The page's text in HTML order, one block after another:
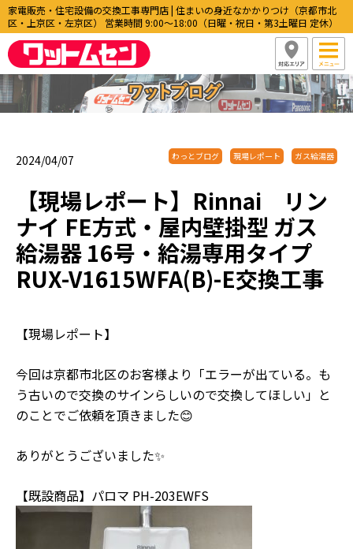
家電販売・住宅設備の交換工事専門店 | 住まいの身近なかかりつけ（京都市北
区・上京区・左京区） 営業時間 9:00〜18:00（日曜・祝日・第3土曜日 定休）
2024/04/07 わっとブログ 現場レポート ガス給湯器
【現場レポート】Rinnai リン
ナイ FE方式・屋内壁掛型 ガス
給湯器 16号・給湯専用タイプ
RUX-V1615WFA(B)-E交換工事
【現場レポート】
今回は京都市北区のお客様より「エラーが出ている。も
う古いので交換のサインらしいので交換してほしい」と
のことでご依頼を頂きました😊
ありがとうございました✨
【既設商品】パロマ PH-203EWFS